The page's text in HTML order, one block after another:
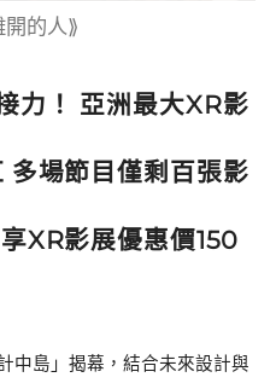
開的人⟫
力！ 亞洲最大XR影
多場節目僅剩百張影
XR影展優惠價150
中島」揭幕，結合未來設計與